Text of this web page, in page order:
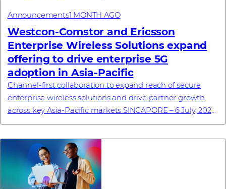
Announcements1 MONTH AGO
Westcon-Comstor and Ericsson
Enterprise Wireless Solutions expand
offering to drive enterprise 5G
adoption in Asia-Pacific
Channel-first collaboration to expand reach of secure
enterprise wireless solutions and drive partner growth
across key Asia-Pacific markets SINGAPORE – 6 July, 2026
– Westcon-Comstor, a global techn...